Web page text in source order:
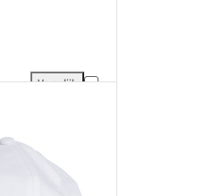
Vergelijk